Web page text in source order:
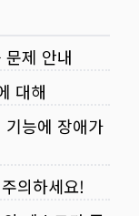
제 안내
대해
능에 장애가
의하세요!